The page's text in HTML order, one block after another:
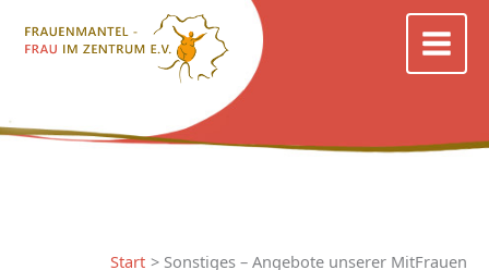
Inhalt
Start Sonstiges – Angebote unserer MitFrauen